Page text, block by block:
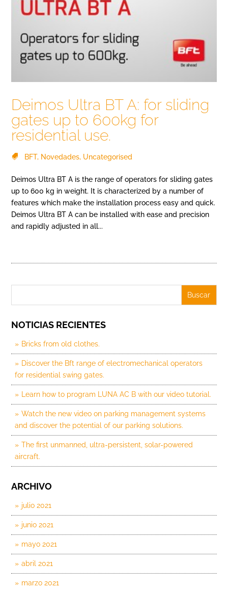
Deimos Ultra BT A: for sliding
gates up to 600kg for
residential use.
BFT, Novedades, Uncategorised
Deimos Ultra BT A is the range of operators for sliding gates
up to 600 kg in weight. It is characterized by a number of
features which make the installation process easy and quick.
Deimos Ultra BT A can be installed with ease and precision
and rapidly adjusted in all...
NOTICIAS RECIENTES
Bricks from old clothes.
Discover the Bft range of electromechanical operators
for residential swing gates.
Learn how to program LUNA AC B with our video tutorial.
Watch the new video on parking management systems
and discover the potential of our parking solutions.
The first unmanned, ultra-persistent, solar-powered
aircraft.
ARCHIVO
julio 2021
junio 2021
mayo 2021
abril 2021
marzo 2021